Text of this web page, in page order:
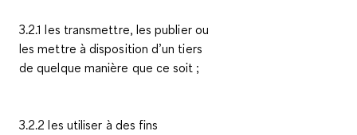
3.2.1 les transmettre, les publier ou
les mettre à disposition d’un tiers
de quelque manière que ce soit ;
3.2.2 les utiliser à des fins